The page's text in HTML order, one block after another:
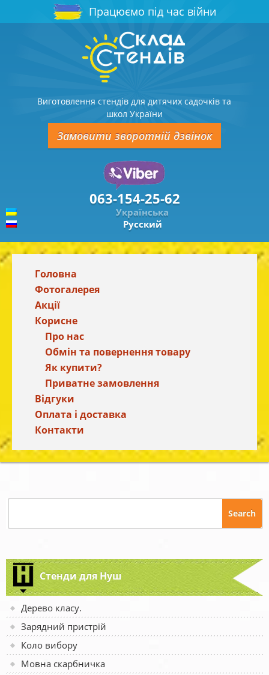
Працюємо під час війни
Виготовлення стендів для дитячих садочків та
школ України
Замовити зворотній дзвінок
063-154-25-62
Українська
Русский
Головна
Фотогалерея
Акції
Корисне
Про нас
Обмін та повернення товару
Як купити?
Приватне замовлення
Відгуки
Оплата і доставка
Контакти
Стенди для Нуш
Дерево класу.
Зарядний пристрій
Коло вибору
Мовна скарбничка